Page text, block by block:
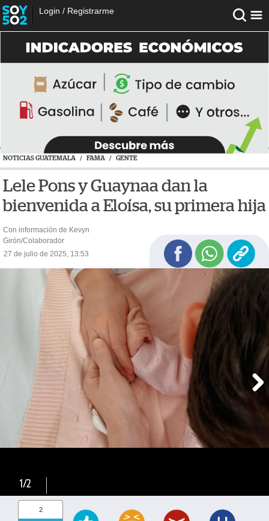
Login / Registrarme
NOTICIAS GUATEMALA / FAMA / GENTE
Lele Pons y Guaynaa dan la
bienvenida a Eloísa, su primera hija
Con información de Kevyn
Girón/Colaborador
27 de julio de 2025, 13:53
1/2
2